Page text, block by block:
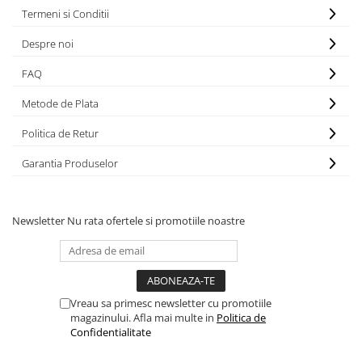
Consumabile
Hote decorative
Hote incorporabile
Hote telescopice
Hote traditionale
uscatoare
Masini automate de spalat rufe
Masini de spalat rufe cu uscator
Masini de spalat rufe verticale
Uscatoare de rufe
Masini de spalat vase
Termeni si Conditii
Despre noi
FAQ
Metode de Plata
Politica de Retur
Garantia Produselor
Newsletter Nu rata ofertele si promotiile noastre
Vreau sa primesc newsletter cu promotiile
magazinului. Afla mai multe in Politica de
Confidentialitate